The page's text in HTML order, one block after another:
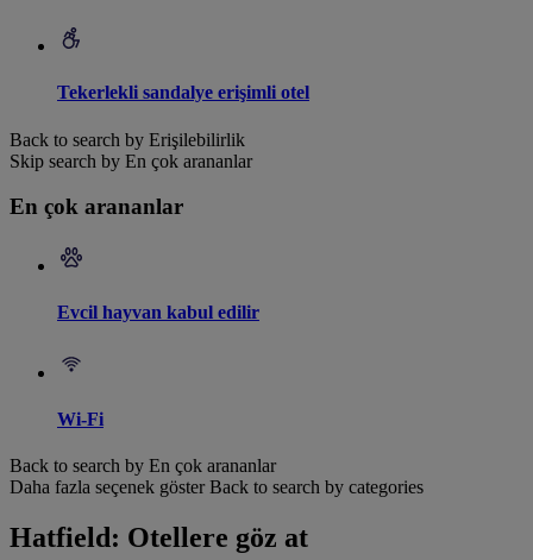
Tekerlekli sandalye erişimli otel
Back to search by Erişilebilirlik
Skip search by En çok arananlar
En çok arananlar
Evcil hayvan kabul edilir
Wi-Fi
Back to search by En çok arananlar
Daha fazla seçenek göster Back to search by categories
Hatfield: Otellere göz at